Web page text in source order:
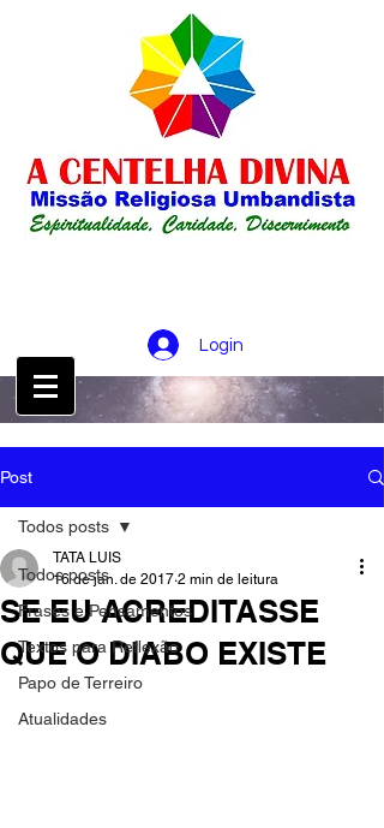
CONTATO :21 98256-0826
Login
Post
Todos posts
Frases e Pensamentos
Textos para Reflexão
Papo de Terreiro
Atualidades
Todos posts
SE EU ACREDITASSE
QUE O DIABO EXISTE
TATA LUIS
16 de jan. de 2017 2 min de leitura